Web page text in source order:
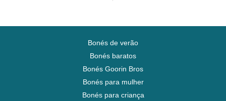
Bonés de verão
Bonés baratos
Bonés Goorin Bros
Bonés para mulher
Bonés para criança